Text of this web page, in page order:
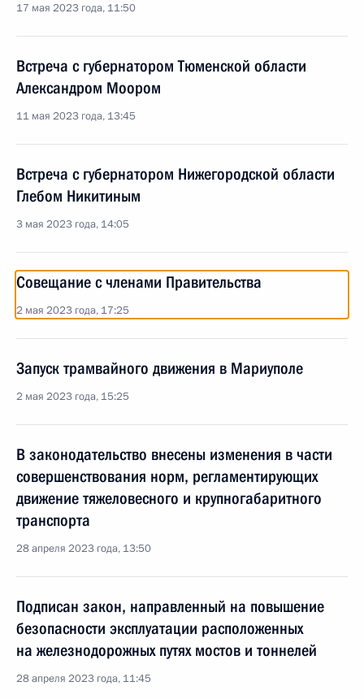
17 мая 2023 года, 11:50
Встреча с губернатором Тюменской области
Александром Моором
11 мая 2023 года, 13:45
Встреча с губернатором Нижегородской области
Глебом Никитиным
3 мая 2023 года, 14:05
Совещание с членами Правительства
2 мая 2023 года, 17:25
Запуск трамвайного движения в Мариуполе
2 мая 2023 года, 15:25
В законодательство внесены изменения в части
совершенствования норм, регламентирующих
движение тяжеловесного и крупногабаритного
транспорта
28 апреля 2023 года, 13:50
Подписан закон, направленный на повышение
безопасности эксплуатации расположенных
на железнодорожных путях мостов и тоннелей
28 апреля 2023 года, 11:45